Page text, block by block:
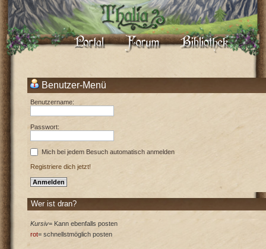
Benutzer-Menü
Benutzername:
Passwort:
Mich bei jedem Besuch automatisch anmelden
Registriere dich jetzt!
Wer ist dran?
Kursiv= Kann ebenfalls posten
rot= schnellstmöglich posten